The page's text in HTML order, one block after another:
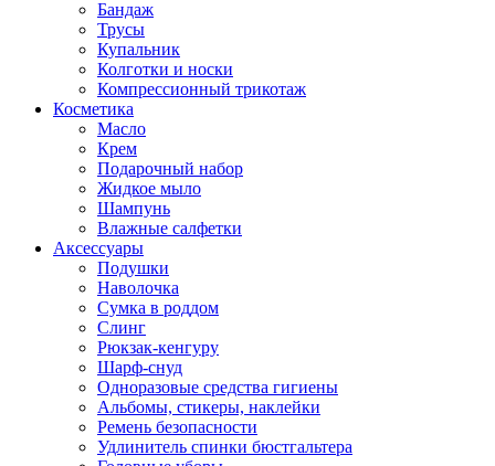
Бандаж
Трусы
Купальник
Колготки и носки
Компрессионный трикотаж
Косметика
Масло
Крем
Подарочный набор
Жидкое мыло
Шампунь
Влажные салфетки
Аксессуары
Подушки
Наволочка
Сумка в роддом
Cлинг
Рюкзак-кенгуру
Шарф-снуд
Одноразовые средства гигиены
Альбомы, стикеры, наклейки
Ремень безопасности
Удлинитель спинки бюстгальтера